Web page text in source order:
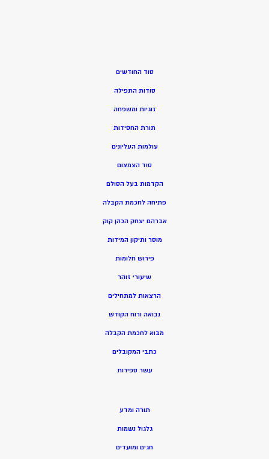
סוד החודשים
סודות התפילה
זוגיות ומשפחה
תורת החסידות
עולמות העליונים
סוד הצמצום
הקדמות בעל הסולם
פתיחה לחכמת הקבלה
אברהם יצחק הכהן קוק
מוסר ותיקון המידות
פירוש חלומות
שיעורי זוהר
הרצאות למתחילים
נבואה ורוח הקודש
מבוא לחכמת הקבלה
כתבי המקובלים
עשר ספירות
תורה ומדע
גלגול נשמות
חגים ומועדים